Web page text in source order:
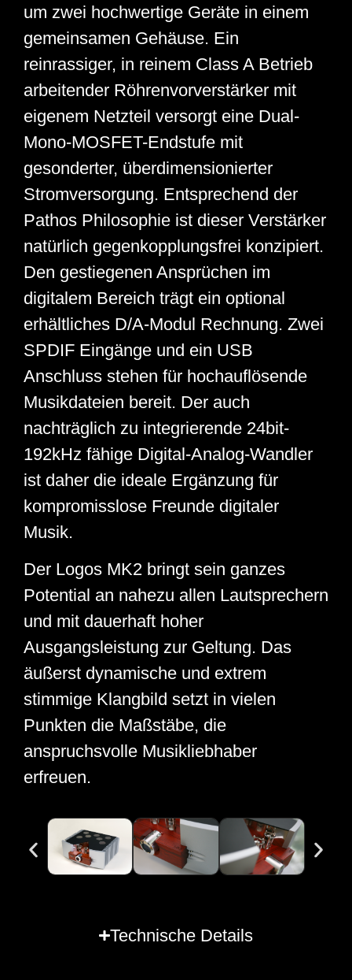
um zwei hochwertige Geräte in einem
gemeinsamen Gehäuse. Ein
reinrassiger, in reinem Class A Betrieb
arbeitender Röhrenvorverstärker mit
eigenem Netzteil versorgt eine Dual-
Mono-MOSFET-Endstufe mit
gesonderter, überdimensionierter
Stromversorgung. Entsprechend der
Pathos Philosophie ist dieser Verstärker
natürlich gegenkopplungsfrei konzipiert.
Den gestiegenen Ansprüchen im
digitalem Bereich trägt ein optional
erhältliches D/A-Modul Rechnung. Zwei
SPDIF Eingänge und ein USB
Anschluss stehen für hochauflösende
Musikdateien bereit. Der auch
nachträglich zu integrierende 24bit-
192kHz fähige Digital-Analog-Wandler
ist daher die ideale Ergänzung für
kompromisslose Freunde digitaler
Musik.
Der Logos MK2 bringt sein ganzes
Potential an nahezu allen Lautsprechern
und mit dauerhaft hoher
Ausgangsleistung zur Geltung. Das
äußerst dynamische und extrem
stimmige Klangbild setzt in vielen
Punkten die Maßstäbe, die
anspruchsvolle Musikliebhaber
erfreuen.
Technische Details